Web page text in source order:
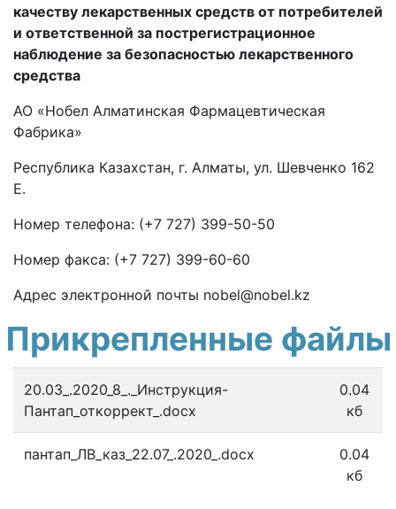
качеству лекарственных средств от потребителей
и ответственной за пострегистрационное
наблюдение за безопасностью лекарственного
средства
АО «Нобел Алматинская Фармацевтическая
Фабрика»
Республика Казахстан, г. Алматы, ул. Шевченко 162
Е.
Номер телефона: (+7 727) 399-50-50
Номер факса: (+7 727) 399-60-60
Адрес электронной почты nobel@nobel.kz
Прикрепленные файлы
20.03_.2020_8_._Инструкция-
Пантап_откоррект_.docx
0.04
кб
пантап_ЛВ_каз_22.07_.2020_.docx
0.04
кб